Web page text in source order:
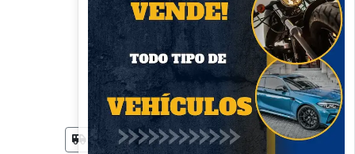
Método de entrega
Acordar con el comprador